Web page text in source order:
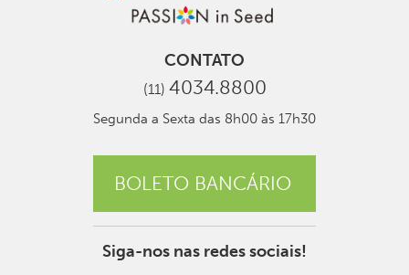
CONTATO
(11) 4034.8800
Segunda a Sexta das 8h00 às 17h30
BOLETO BANCÁRIO
Siga-nos nas redes sociais!